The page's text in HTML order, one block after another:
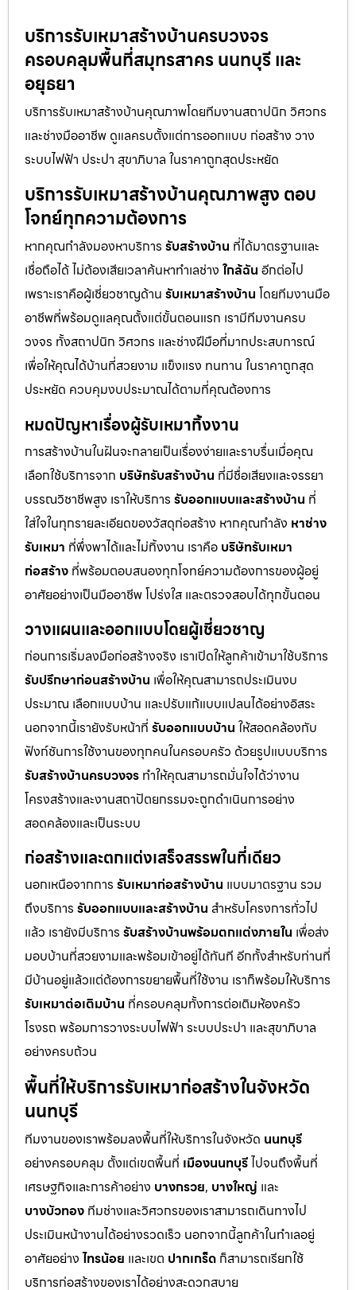
บริการรับเหมาสร้างบ้านครบวงจร
ครอบคลุมพื้นที่สมุทรสาคร นนทบุรี และ
อยุธยา
บริการรับเหมาสร้างบ้านคุณภาพโดยทีมงานสถาปนิก วิศวกร
และช่างมืออาชีพ ดูแลครบตั้งแต่การออกแบบ ก่อสร้าง วาง
ระบบไฟฟ้า ประปา สุขาภิบาล ในราคาถูกสุดประหยัด
บริการรับเหมาสร้างบ้านคุณภาพสูง ตอบ
โจทย์ทุกความต้องการ
หากคุณกำลังมองหาบริการ รับสร้างบ้าน ที่ได้มาตรฐานและ
เชื่อถือได้ ไม่ต้องเสียเวลาค้นหาทำเลช่าง ใกล้ฉัน อีกต่อไป
เพราะเราคือผู้เชี่ยวชาญด้าน รับเหมาสร้างบ้าน โดยทีมงานมือ
อาชีพที่พร้อมดูแลคุณตั้งแต่ขั้นตอนแรก เรามีทีมงานครบ
วงจร ทั้งสถาปนิก วิศวกร และช่างฝีมือที่มากประสบการณ์
เพื่อให้คุณได้บ้านที่สวยงาม แข็งแรง ทนทาน ในราคาถูกสุด
ประหยัด ควบคุมงบประมาณได้ตามที่คุณต้องการ
หมดปัญหาเรื่องผู้รับเหมาทิ้งงาน
การสร้างบ้านในฝันจะกลายเป็นเรื่องง่ายและราบรื่นเมื่อคุณ
เลือกใช้บริการจาก บริษัทรับสร้างบ้าน ที่มีชื่อเสียงและจรรยา
บรรณวิชาชีพสูง เราให้บริการ รับออกแบบและสร้างบ้าน ที่
ใส่ใจในทุกรายละเอียดของวัสดุก่อสร้าง หากคุณกำลัง หาช่าง
รับเหมา ที่พึ่งพาได้และไม่ทิ้งงาน เราคือ บริษัทรับเหมา
ก่อสร้าง ที่พร้อมตอบสนองทุกโจทย์ความต้องการของผู้อยู่
อาศัยอย่างเป็นมืออาชีพ โปร่งใส และตรวจสอบได้ทุกขั้นตอน
วางแผนและออกแบบโดยผู้เชี่ยวชาญ
ก่อนการเริ่มลงมือก่อสร้างจริง เราเปิดให้ลูกค้าเข้ามาใช้บริการ
รับปรึกษาก่อนสร้างบ้าน เพื่อให้คุณสามารถประเมินงบ
ประมาณ เลือกแบบบ้าน และปรับแก้แบบแปลนได้อย่างอิสระ
นอกจากนี้เรายังรับหน้าที่ รับออกแบบบ้าน ให้สอดคล้องกับ
ฟังก์ชันการใช้งานของทุกคนในครอบครัว ด้วยรูปแบบบริการ
รับสร้างบ้านครบวงจร ทำให้คุณสามารถมั่นใจได้ว่างาน
โครงสร้างและงานสถาปัตยกรรมจะถูกดำเนินการอย่าง
สอดคล้องและเป็นระบบ
ก่อสร้างและตกแต่งเสร็จสรรพในที่เดียว
นอกเหนือจากการ รับเหมาก่อสร้างบ้าน แบบมาตรฐาน รวม
ถึงบริการ รับออกแบบและสร้างบ้าน สำหรับโครงการทั่วไป
แล้ว เรายังมีบริการ รับสร้างบ้านพร้อมตกแต่งภายใน เพื่อส่ง
มอบบ้านที่สวยงามและพร้อมเข้าอยู่ได้ทันที อีกทั้งสำหรับท่านที่
มีบ้านอยู่แล้วแต่ต้องการขยายพื้นที่ใช้งาน เราก็พร้อมให้บริการ
รับเหมาต่อเติมบ้าน ที่ครอบคลุมทั้งการต่อเติมห้องครัว
โรงรถ พร้อมการวางระบบไฟฟ้า ระบบประปา และสุขาภิบาล
อย่างครบถ้วน
พื้นที่ให้บริการรับเหมาก่อสร้างในจังหวัด
นนทบุรี
ทีมงานของเราพร้อมลงพื้นที่ให้บริการในจังหวัด นนทบุรี
อย่างครอบคลุม ตั้งแต่เขตพื้นที่ เมืองนนทบุรีไปจนถึงพื้นที่
เศรษฐกิจและการค้าอย่าง บางกรวย, บางใหญ่ และ
บางบัวทอง ทีมช่างและวิศวกรของเราสามารถเดินทางไป
ประเมินหน้างานได้อย่างรวดเร็ว นอกจากนี้ลูกค้าในทำเลอยู่
อาศัยอย่าง ไทรน้อย และเขต ปากเกร็ด ก็สามารถเรียกใช้
บริการก่อสร้างของเราได้อย่างสะดวกสบาย